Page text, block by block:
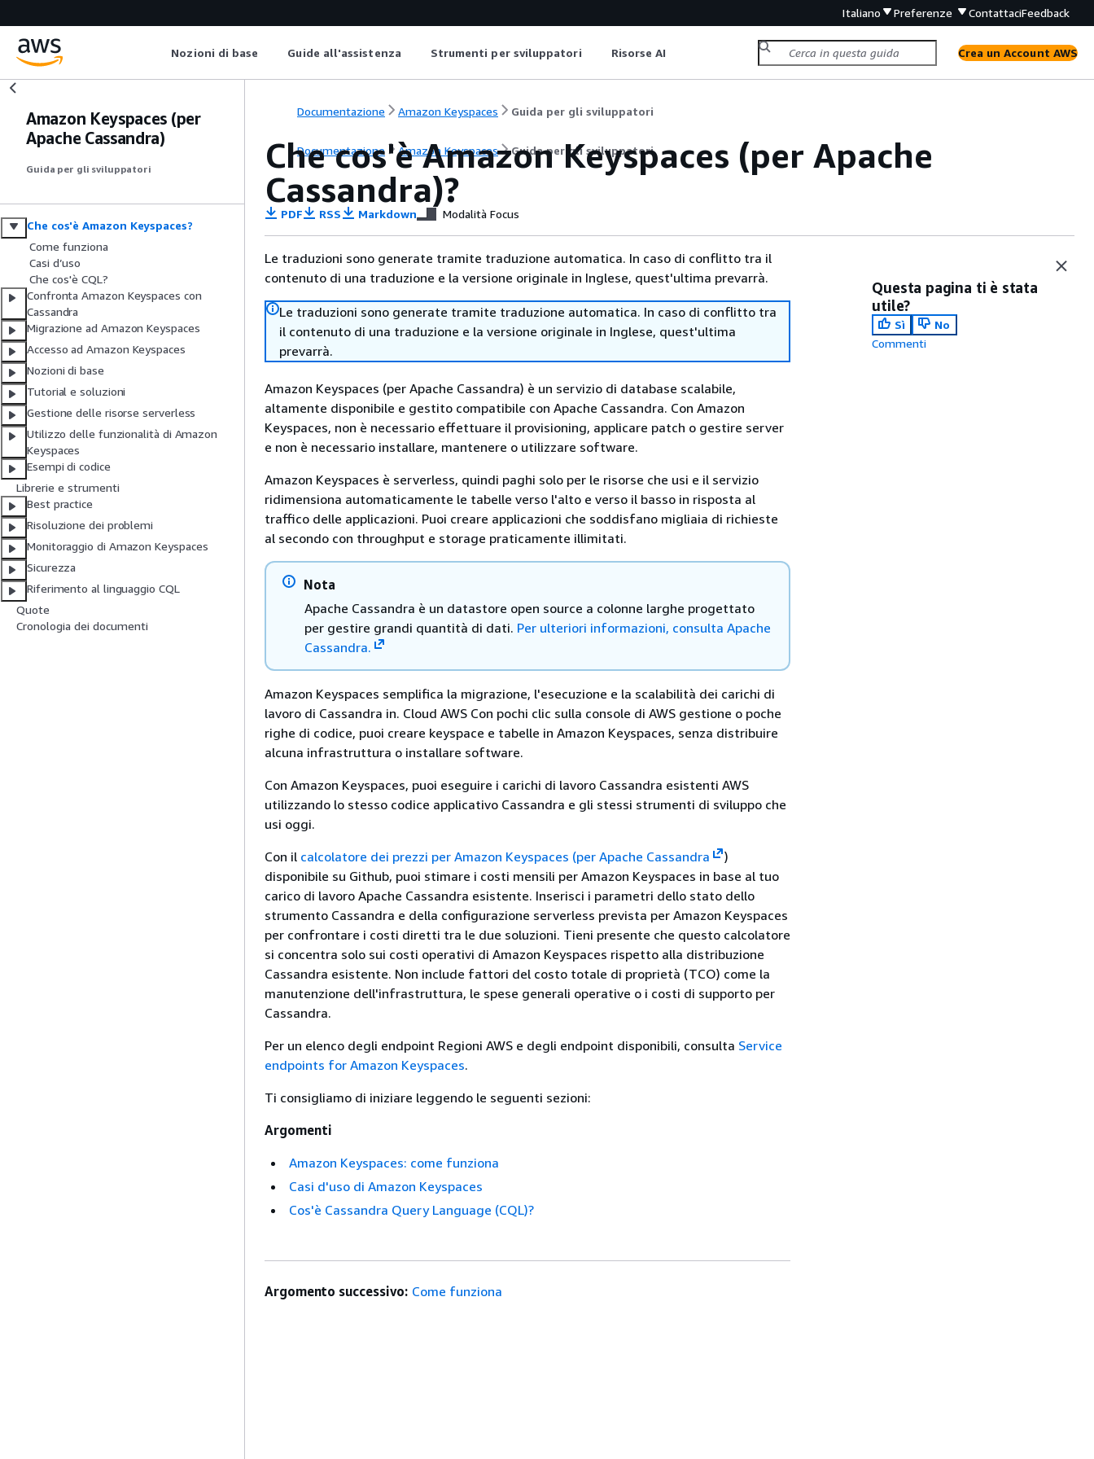
Italiano Preferenze ContattaciFeedback
Nozioni di base Guide all'assistenza Strumenti per sviluppatori Risorse AI Crea un Account AWS
Amazon Keyspaces (per
Apache Cassandra)
Guida per gli sviluppatori
Che cos'è Amazon Keyspaces?
Come funziona
Casi d’uso
Che cos'è CQL?
Confronta Amazon Keyspaces con
Cassandra
Migrazione ad Amazon Keyspaces
Accesso ad Amazon Keyspaces
Nozioni di base
Tutorial e soluzioni
Gestione delle risorse serverless
Utilizzo delle funzionalità di Amazon
Keyspaces
Esempi di codice
Librerie e strumenti
Best practice
Risoluzione dei problemi
Monitoraggio di Amazon Keyspaces
Sicurezza
Riferimento al linguaggio CQL
Quote
Cronologia dei documenti
Documentazione Amazon Keyspaces Guida per gli sviluppatori
Documentazione Amazon Keyspaces Guida per gli sviluppatori
Che cos'è Amazon Keyspaces (per Apache
Cassandra)?
PDF RSS Markdown Modalità Focus
Le traduzioni sono generate tramite traduzione automatica. In caso di conflitto tra il
contenuto di una traduzione e la versione originale in Inglese, quest'ultima prevarrà.
Le traduzioni sono generate tramite traduzione automatica. In caso di conflitto tra
il contenuto di una traduzione e la versione originale in Inglese, quest'ultima
prevarrà.
Amazon Keyspaces (per Apache Cassandra) è un servizio di database scalabile,
altamente disponibile e gestito compatibile con Apache Cassandra. Con Amazon
Keyspaces, non è necessario effettuare il provisioning, applicare patch o gestire server
e non è necessario installare, mantenere o utilizzare software.
Amazon Keyspaces è serverless, quindi paghi solo per le risorse che usi e il servizio
ridimensiona automaticamente le tabelle verso l'alto e verso il basso in risposta al
traffico delle applicazioni. Puoi creare applicazioni che soddisfano migliaia di richieste
al secondo con throughput e storage praticamente illimitati.
Nota
Apache Cassandra è un datastore open source a colonne larghe progettato
per gestire grandi quantità di dati. Per ulteriori informazioni, consulta Apache
Cassandra.
Amazon Keyspaces semplifica la migrazione, l'esecuzione e la scalabilità dei carichi di
lavoro di Cassandra in. Cloud AWS Con pochi clic sulla console di AWS gestione o poche
righe di codice, puoi creare keyspace e tabelle in Amazon Keyspaces, senza distribuire
alcuna infrastruttura o installare software.
Con Amazon Keyspaces, puoi eseguire i carichi di lavoro Cassandra esistenti AWS
utilizzando lo stesso codice applicativo Cassandra e gli stessi strumenti di sviluppo che
usi oggi.
Con il calcolatore dei prezzi per Amazon Keyspaces (per Apache Cassandra
)
disponibile su Github, puoi stimare i costi mensili per Amazon Keyspaces in base al tuo
carico di lavoro Apache Cassandra esistente. Inserisci i parametri dello stato dello
strumento Cassandra e della configurazione serverless prevista per Amazon Keyspaces
per confrontare i costi diretti tra le due soluzioni. Tieni presente che questo calcolatore
si concentra solo sui costi operativi di Amazon Keyspaces rispetto alla distribuzione
Cassandra esistente. Non include fattori del costo totale di proprietà (TCO) come la
manutenzione dell'infrastruttura, le spese generali operative o i costi di supporto per
Cassandra.
Per un elenco degli endpoint Regioni AWS e degli endpoint disponibili, consulta Service
endpoints for Amazon Keyspaces.
Ti consigliamo di iniziare leggendo le seguenti sezioni:
Argomenti
Amazon Keyspaces: come funziona
Casi d'uso di Amazon Keyspaces
Cos'è Cassandra Query Language (CQL)?
Questa pagina ti è stata
utile?
Sì
No
Commenti
Argomento successivo: Come funziona